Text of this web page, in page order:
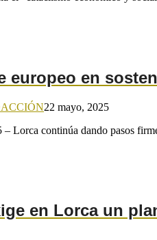
europeo en
22 mayo, 2025
Lorca continúa dando pasos
en Lorca un